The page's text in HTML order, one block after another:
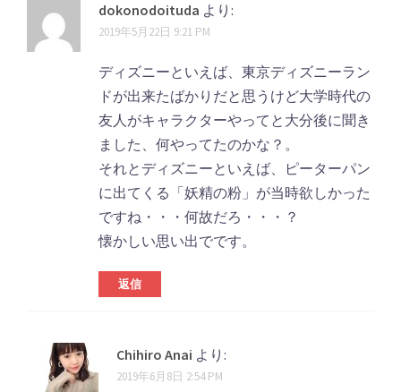
dokonodoituda より:
2019年5月22日 9:21 PM
ディズニーといえば、東京ディズニーラン
ドが出来たばかりだと思うけど大学時代の
友人がキャラクターやってと大分後に聞き
ました、何やってたのかな？。
それとディズニーといえば、ピーターパン
に出てくる「妖精の粉」が当時欲しかった
ですね・・・何故だろ・・・？
懐かしい思い出でです。
返信
Chihiro Anai より:
2019年6月8日 2:54 PM